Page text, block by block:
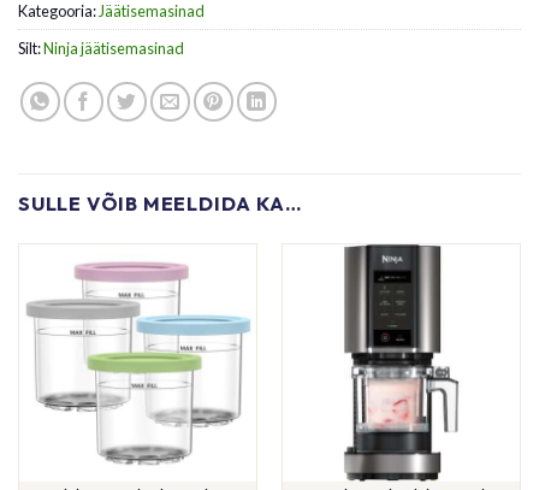
Kategooria: Jäätisemasinad
Silt:Ninja jäätisemasinad
SULLE VÕIB MEELDIDA KA…